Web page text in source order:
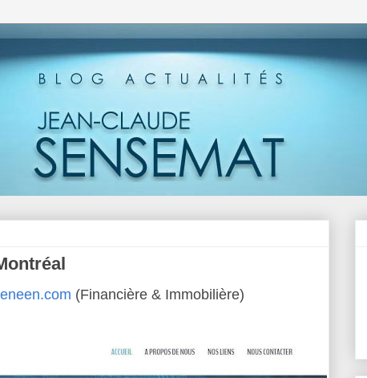
(Financière & Immobilière)